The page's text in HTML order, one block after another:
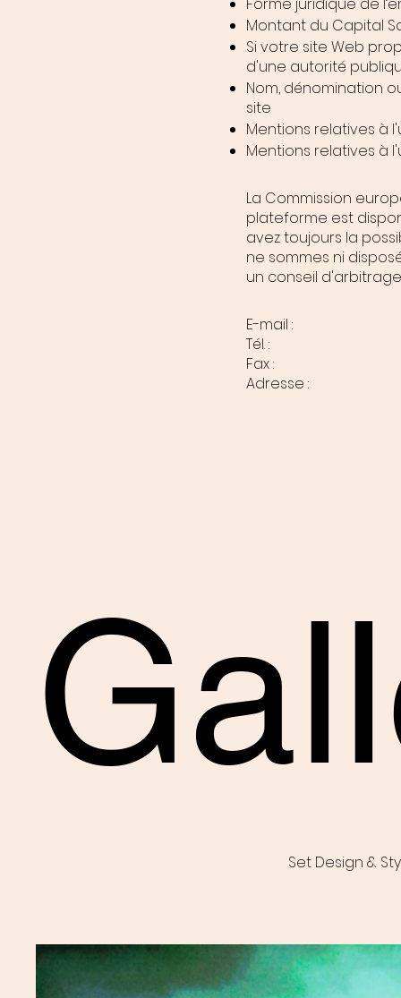
Montant du Capital
Si votre site Web
d'une autorité
Nom, dénomination
site
Mentions relatives à
Mentions relatives à
La Commission
plateforme est
avez toujours la
ne sommes ni
un conseil
E-mail :
Tél. :
Fax :
Adresse :
Set Design &